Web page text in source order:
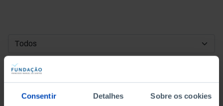
Consentir Detalhes Sobre os cookies
DATA DE INÍCIO
DATA DE FIM